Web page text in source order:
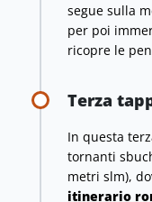
segue sulla
per poi
ricopre le
Terza
In questa
tornanti
metri slm),
itinerario